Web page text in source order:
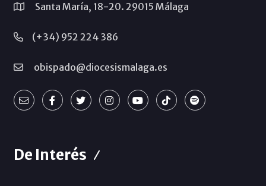
Santa María, 18-20. 29015 Málaga
(+34) 952 224 386
obispado@diocesismalaga.es
De Interés